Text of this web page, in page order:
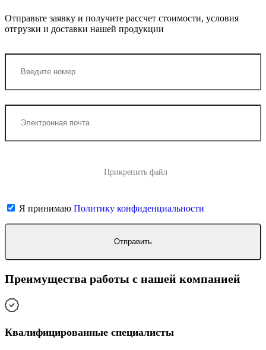
Отправьте заявку и получите рассчет стоимости, условия
отгрузки и доставки нашей продукции
Прикрепить файл
Я принимаю Политику конфиденциальности
Преимущества работы с нашей компанией
Квалифицированные специалисты